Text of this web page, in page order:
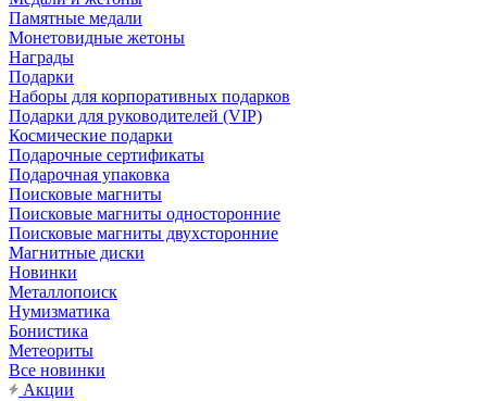
Памятные медали
Монетовидные жетоны
Награды
Подарки
Наборы для корпоративных подарков
Подарки для руководителей (VIP)
Космические подарки
Подарочные сертификаты
Подарочная упаковка
Поисковые магниты
Поисковые магниты односторонние
Поисковые магниты двухсторонние
Магнитные диски
Новинки
Металлопоиск
Нумизматика
Бонистика
Метеориты
Все новинки
Акции